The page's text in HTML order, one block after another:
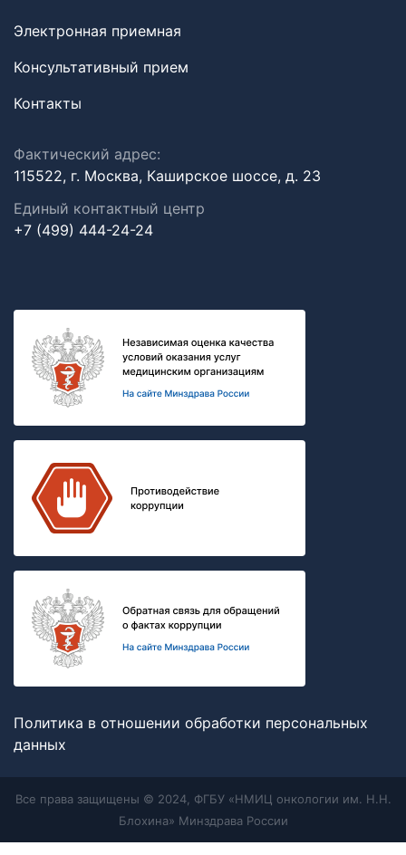
Электронная приемная
Консультативный прием
Контакты
Фактический адрес:
115522, г. Москва, Каширское шоссе, д. 23
Единый контактный центр
+7 (499) 444-24-24
Политика в отношении обработки персональных
данных
Все права защищены © 2024, ФГБУ «НМИЦ онкологии им. Н.Н.
Блохина» Минздрава России